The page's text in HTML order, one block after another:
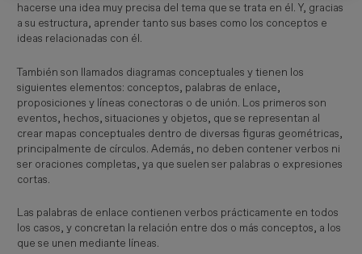
hacerse una idea muy precisa del tema que se trata en él. Y, gracias
a su estructura, aprender tanto sus bases como los conceptos e
ideas relacionadas con él.
También son llamados diagramas conceptuales y tienen los
siguientes elementos: conceptos, palabras de enlace,
proposiciones y líneas conectoras o de unión. Los primeros son
eventos, hechos, situaciones y objetos, que se representan al
crear mapas conceptuales dentro de diversas figuras geométricas,
principalmente de círculos. Además, no deben contener verbos ni
ser oraciones completas, ya que suelen ser palabras o expresiones
cortas.
Las palabras de enlace contienen verbos prácticamente en todos
los casos, y concretan la relación entre dos o más conceptos, a los
que se unen mediante líneas.